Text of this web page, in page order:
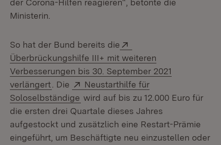
der Corona-Hilfen reagieren“, betonte die
Ministerin.
So hat der Bund bereits die
Überbrückungshilfe III+ mit weiteren
Verbesserungen bis 30. September 2021
verlängert (Öffnet in neuem Fenster)
. Die Extern:
Neustarthilfe für
Soloselbständige (Öffnet in neuem Fenster)
wird auf bis zu 12.000 Euro für
die ersten drei Quartale dieses Jahres
aufgestockt und zusätzlich eine Restart-Prämie
eingeführt, um Beschäftigte neu einzustellen oder